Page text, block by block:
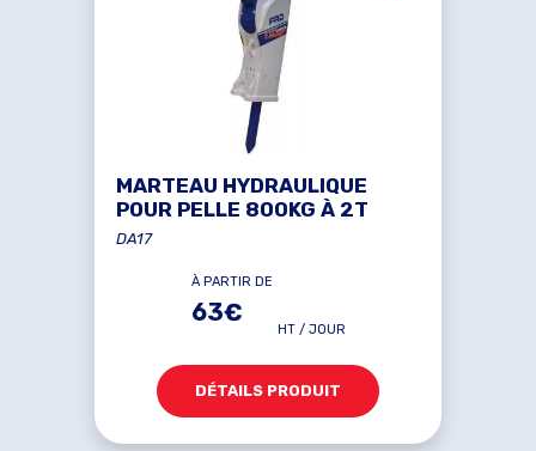
MARTEAU HYDRAULIQUE
POUR PELLE 800KG À 2T
DA17
À PARTIR DE
63€
HT / JOUR
DÉTAILS PRODUIT